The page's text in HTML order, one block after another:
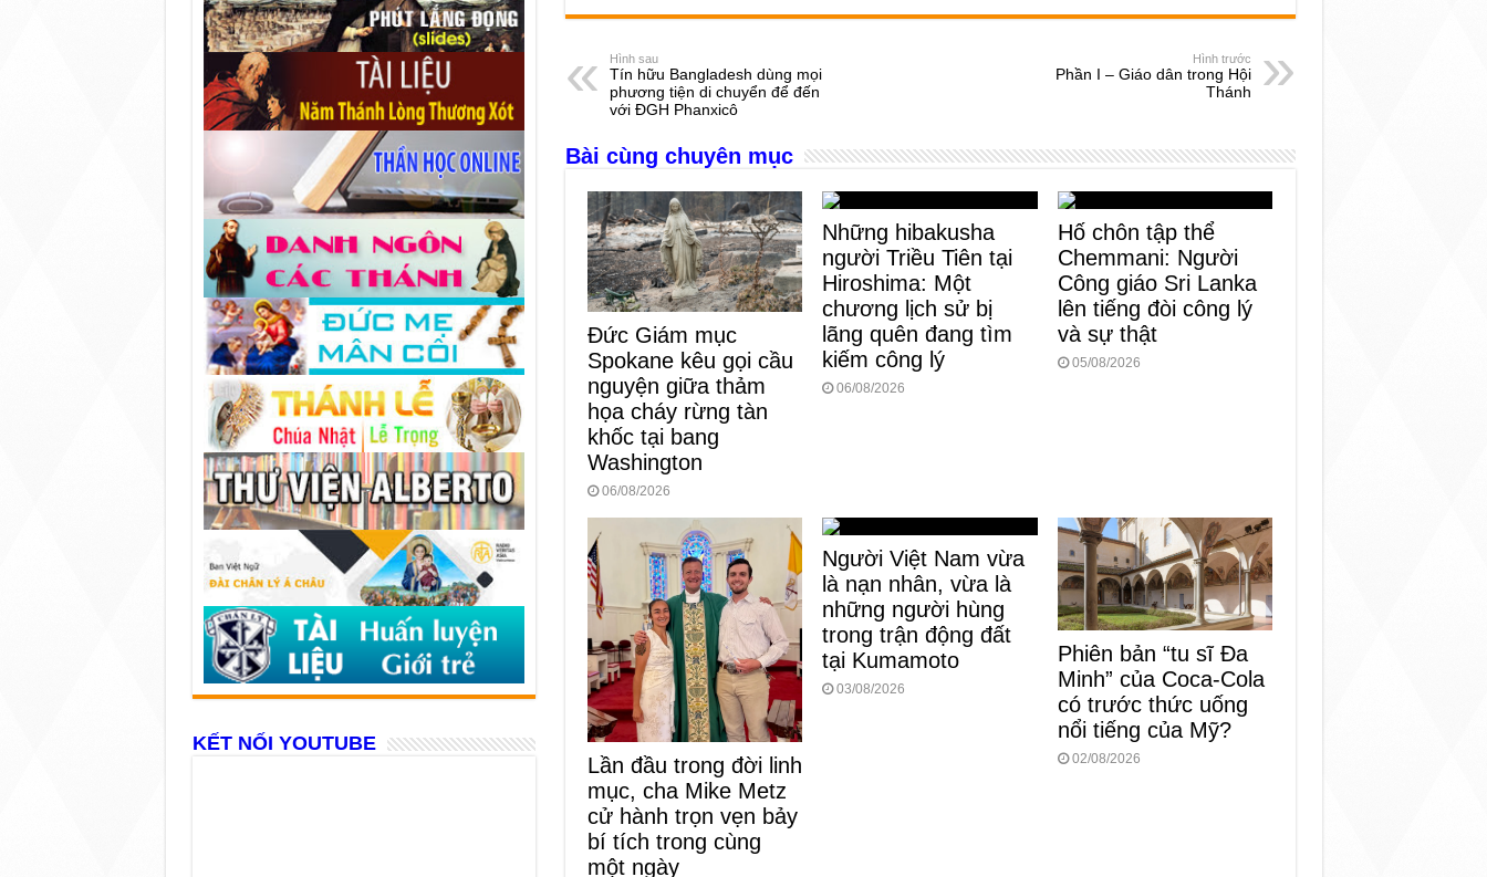
c
e
b
o
o
k
ss
n
g
er
at
A
p
p
e
d
er ail ar
Hình sau
Tín hữu Bangladesh dùng mọi
phương tiện di chuyển để đến
với ĐGH Phanxicô
Hình trước
Phần I – Giáo dân trong Hội
Thánh
Bài cùng chuyên mục
Đức Giám mục
Spokane kêu gọi cầu
nguyện giữa thảm
họa cháy rừng tàn
khốc tại bang
Washington
06/08/2026
Những hibakusha
người Triều Tiên tại
Hiroshima: Một
chương lịch sử bị
lãng quên đang tìm
kiếm công lý
06/08/2026
Hố chôn tập thể
Chemmani: Người
Công giáo Sri Lanka
lên tiếng đòi công lý
và sự thật
05/08/2026
Lần đầu trong đời linh
mục, cha Mike Metz
cử hành trọn vẹn bảy
bí tích trong cùng
một ngày
Người Việt Nam vừa
là nạn nhân, vừa là
những người hùng
trong trận động đất
tại Kumamoto
03/08/2026
Phiên bản “tu sĩ Đa
Minh” của Coca-Cola
có trước thức uống
nổi tiếng của Mỹ?
02/08/2026
KẾT NỐI YOUTUBE